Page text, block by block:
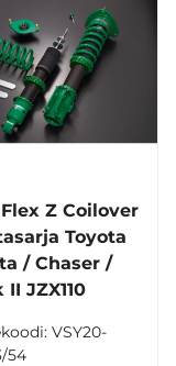
Z Coilover
Toyota
/ Chaser /
II JZX110
VSY20-
54